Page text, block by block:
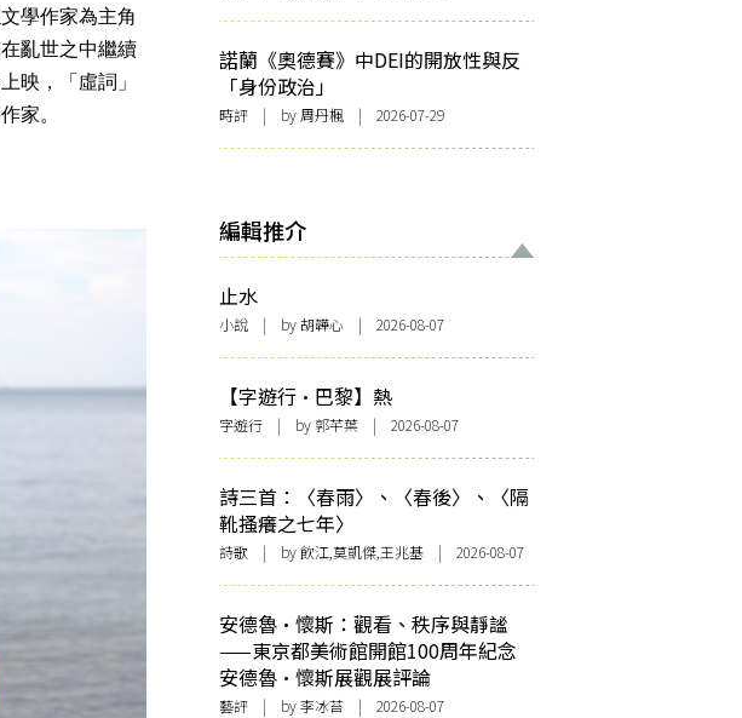
學作家為主角
亂世之中繼續
映，「虛詞」
家。
諾蘭《奧德賽》中DEI的開放性與反
「身份政治」
時評 | by 周丹楓 | 2026-07-29
編輯推介
止水
小說 | by 胡韡心 | 2026-08-07
【字遊行·巴黎】熱
字遊行 | by 郭芊葉 | 2026-08-07
詩三首：〈春雨〉、〈春後〉、〈隔
靴搔癢之七年〉
詩歌 | by 飲江,莫凱傑,王兆基 | 2026-08-07
安德魯·懷斯：觀看、秩序與靜謐
——東京都美術館開館100周年紀念
安德魯·懷斯展觀展評論
藝評 | by 李冰苔 | 2026-08-07